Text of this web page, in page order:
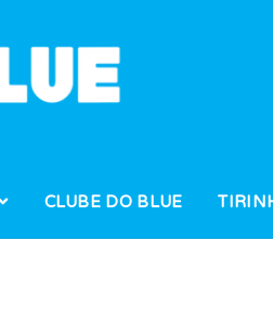
CLUBE DO BLUE